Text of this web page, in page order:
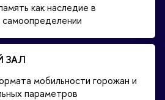
как наследие в
ЗАЛ
мобильности горожан и
параметров